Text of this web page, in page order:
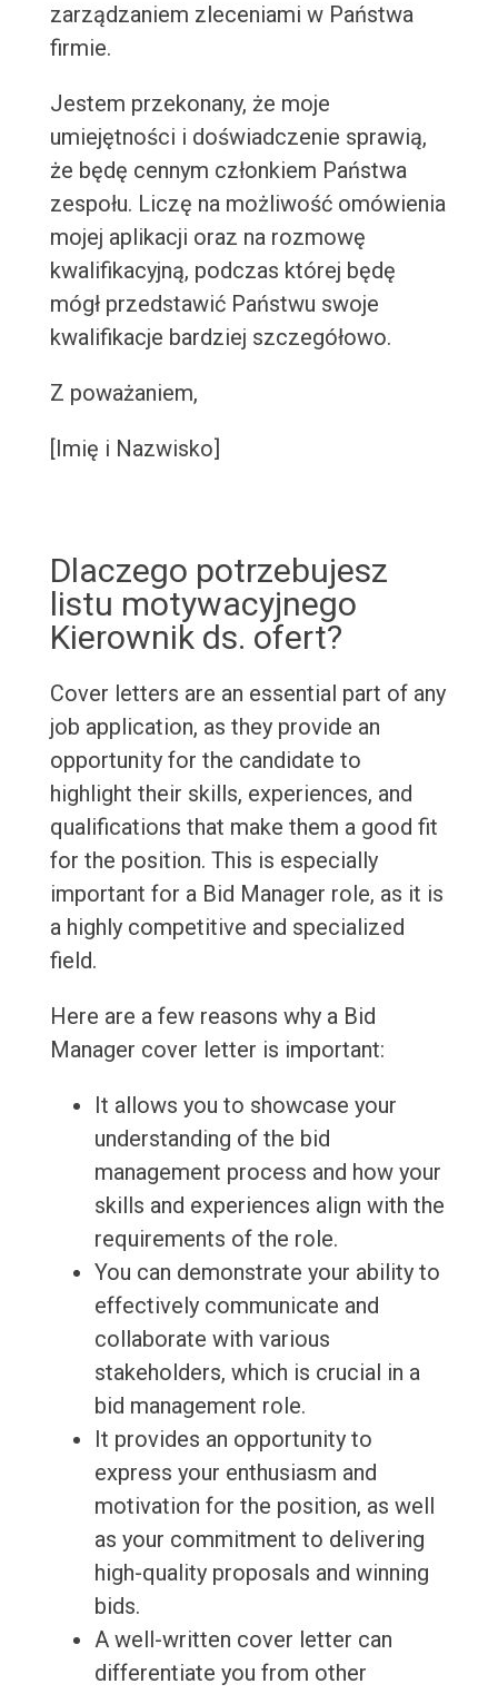
zarządzaniem zleceniami w Państwa
firmie.
Jestem przekonany, że moje
umiejętności i doświadczenie sprawią,
że będę cennym członkiem Państwa
zespołu. Liczę na możliwość omówienia
mojej aplikacji oraz na rozmowę
kwalifikacyjną, podczas której będę
mógł przedstawić Państwu swoje
kwalifikacje bardziej szczegółowo.
Z poważaniem,
[Imię i Nazwisko]
Dlaczego potrzebujesz
listu motywacyjnego
Kierownik ds. ofert?
Cover letters are an essential part of any
job application, as they provide an
opportunity for the candidate to
highlight their skills, experiences, and
qualifications that make them a good fit
for the position. This is especially
important for a Bid Manager role, as it is
a highly competitive and specialized
field.
Here are a few reasons why a Bid
Manager cover letter is important:
It allows you to showcase your
understanding of the bid
management process and how your
skills and experiences align with the
requirements of the role.
You can demonstrate your ability to
effectively communicate and
collaborate with various
stakeholders, which is crucial in a
bid management role.
It provides an opportunity to
express your enthusiasm and
motivation for the position, as well
as your commitment to delivering
high-quality proposals and winning
bids.
A well-written cover letter can
differentiate you from other